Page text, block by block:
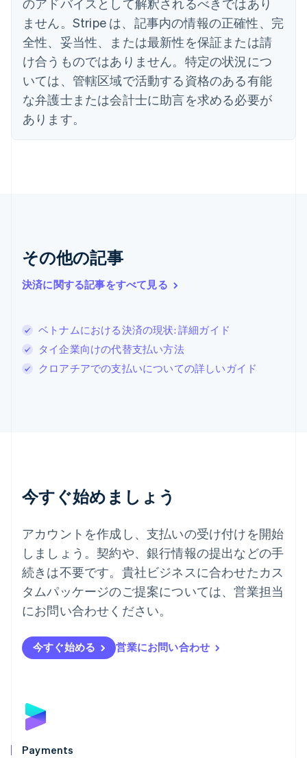
のアドバイスとして解釈されるべきではあり
ません。Stripe は、記事内の情報の正確性、完
全性、妥当性、または最新性を保証または請
け合うものではありません。特定の状況につ
いては、管轄区域で活動する資格のある有能
な弁護士または会計士に助言を求める必要が
あります。
その他の記事
決済に関する記事をすべて見る
ベトナムにおける決済の現状: 詳細ガイド
タイ企業向けの代替支払い方法
クロアチアでの支払いについての詳しいガイド
今すぐ始めましょう
アカウントを作成し、支払いの受け付けを開始
しましょう。契約や、銀行情報の提出などの手
続きは不要です。貴社ビジネスに合わせたカス
タムパッケージのご提案については、営業担当
にお問い合わせください。
今すぐ始める 営業にお問い合わせ
Payments
エストニア
English
オーストラリア
English
オーストリア
DeutschEnglish
オランダ
NederlandsEnglish
カナダ
English
シンガポール
スイス
SvenskaEnglish
スペイン
Español English
スロバキア
English
Deutsch English
ニュージーランド
English
ノルウェー
ハンガリー
English
EnglishSvenska
ブラジル
ブルガリア
English
Nederlands